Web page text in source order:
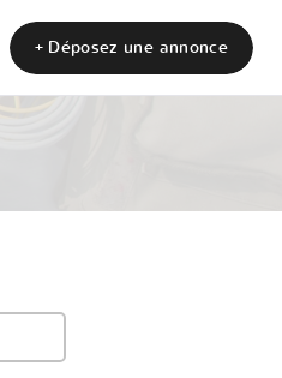
+ Déposez une annonce